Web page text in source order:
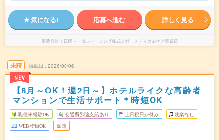
気になる! 応募へ進む 詳しく見る
派遣会社 日研トータルソーシング株式会社 メディカルケア事業部
未読
NEW
掲載日 2026/08/06
【8月～OK！週2日～】ホテルライクな高齢者
マンションで生活サポート＊時短OK
職種未経験OK 交通費別途支給あり 土日祝日が休み 残業なし
WEB登録OK 派遣